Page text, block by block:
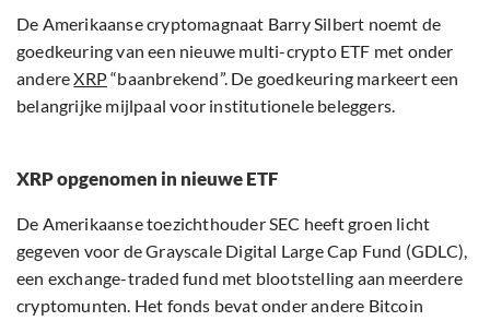
De Amerikaanse cryptomagnaat Barry Silbert noemt de
goedkeuring van een nieuwe multi-crypto ETF met onder
andereXRP“baanbrekend”. De goedkeuring markeert een
belangrijke mijlpaal voor institutionele beleggers.
XRP opgenomen in nieuwe ETF
De Amerikaanse toezichthouder SEC heeft groen licht
gegeven voor de Grayscale Digital Large Cap Fund (GDLC),
een exchange-traded fund met blootstelling aan meerdere
cryptomunten. Het fonds bevat onder andere Bitcoin